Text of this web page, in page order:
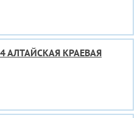
АЛТАЙСКАЯ КРАЕВАЯ